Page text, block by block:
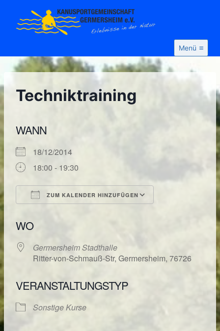
Inhalt
springen
Menü
Techniktraining
WANN
18/12/2014
18:00 - 19:30
ZUM KALENDER HINZUFÜGEN
Google
WO
Germersheim Stadthalle
Ritter-von-Schmauß-Str, Germersheim, 76726
VERANSTALTUNGSTYP
Sonstige Kurse